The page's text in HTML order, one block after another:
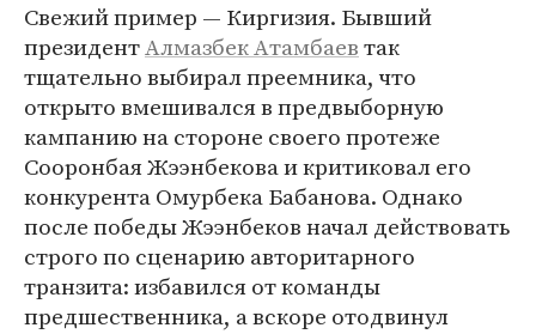
Свежий пример — Киргизия. Бывший
президентАлмазбек Атамбаевтак
тщательно выбирал преемника, что
открыто вмешивался в предвыборную
кампанию на стороне своего протеже
Сооронбая Жээнбекова и критиковал его
конкурента Омурбека Бабанова. Однако
после победы Жээнбеков начал действовать
строго по сценарию авторитарного
транзита: избавился от команды
предшественника, а вскоре отодвинул